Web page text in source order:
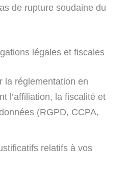
de rupture soudaine du
légales et fiscales
la réglementation en
l’affiliation, la fiscalité et
(RGPD, CCPA,
relatifs à vos